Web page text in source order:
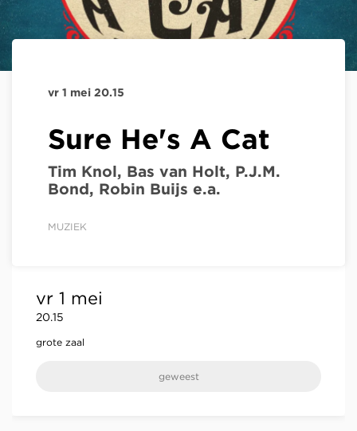
Sure He's A Cat
Tim Knol, Bas van Holt, P.J.M.
Bond, Robin Buijs e.a.
vr 1 mei 20.15
MUZIEK
vr 1 mei
20.15
grote zaal
geweest